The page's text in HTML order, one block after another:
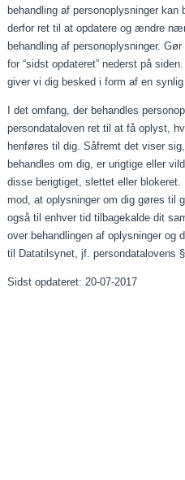
behandling af personoplysninger
derfor ret til at opdatere og ændre
behandling af personoplysninger.
for “sidst opdateret” nederst på
giver vi dig besked i form af en
I det omfang, der behandles
persondataloven ret til at få oplyst,
henføres til dig. Såfremt det viser
behandles om dig, er urigtige eller
disse berigtiget, slettet eller
mod, at oplysninger om dig gøres til
også til enhver tid tilbagekalde dit
over behandlingen af oplysninger og
til Datatilsynet, jf. persondatalovens
Sidst opdateret: 20-07-2017